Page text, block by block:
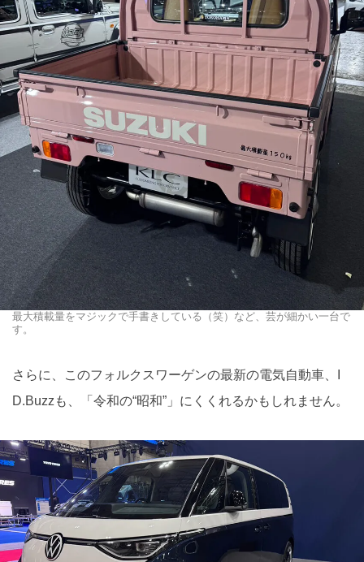
最大積載量をマジックで手書きしている（笑）など、芸が細かい一台で
す。
さらに、このフォルクスワーゲンの最新の電気自動車、I
D.Buzzも、「令和の“昭和”」にくくれるかもしれません。